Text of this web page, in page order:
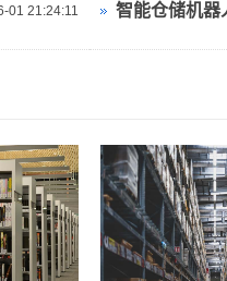
01 21:24:11